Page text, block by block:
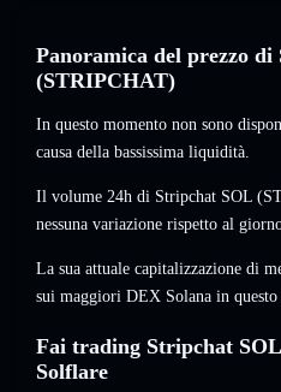
Panoramica del prezzo
(STRIPCHAT)
In questo momento non sono
causa della bassissima liquidità.
Il volume 24h di Stripchat SOL
nessuna variazione rispetto al
La sua attuale capitalizzazione di
sui maggiori DEX Solana in
Fai trading Stripchat
Solflare